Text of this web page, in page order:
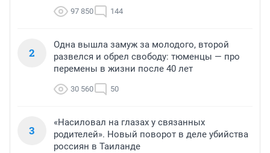
97 850 144
2
Одна вышла замуж за молодого, второй
развелся и обрел свободу: тюменцы — про
перемены в жизни после 40 лет
30 560 50
3
«Насиловал на глазах у связанных
родителей». Новый поворот в деле убийства
россиян в Таиланде